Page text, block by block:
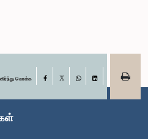
கொள்க Facebook
LinkedIn